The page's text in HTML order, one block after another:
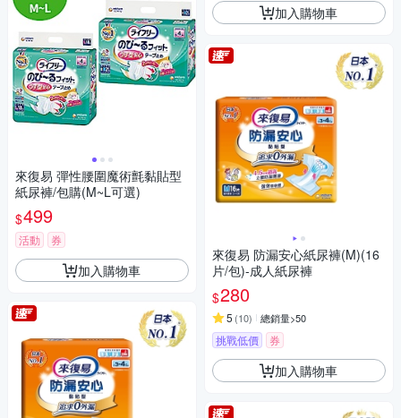
來復易 彈性腰圍魔術氈黏貼型
紙尿褲/包購(M~L可選)
$499
活動 券
加入購物車
加入購物車
來復易 防漏安心紙尿褲(M)(16
片/包)-成人紙尿褲
$280
5 (10) 總銷量>50
挑戰低價 券
加入購物車